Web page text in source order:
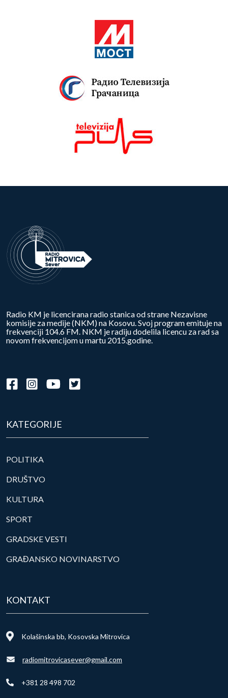
Radio KM je licencirana radio stanica od strane Nezavisne
komisije za medije (NKM) na Kosovu. Svoj program emituje na
frekvenciji 104.6 FM. NKM je radiju dodelila licencu za rad sa
novom frekvencijom u martu 2015.godine.
KATEGORIJE
POLITIKA
DRUŠTVO
KULTURA
SPORT
GRADSKE VESTI
GRAĐANSKO NOVINARSTVO
KONTAKT
Kolašinska bb, Kosovska Mitrovica
radiomitrovicasever@gmail.com
+381 28 498 702